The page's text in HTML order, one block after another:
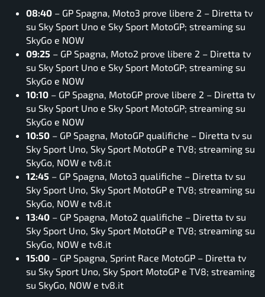
08:40 – GP Spagna, Moto3 prove libere 2 – Diretta tv
su Sky Sport Uno e Sky Sport MotoGP; streaming su
SkyGo e NOW
09:25 – GP Spagna, Moto2 prove libere 2 – Diretta tv
su Sky Sport Uno e Sky Sport MotoGP; streaming su
SkyGo e NOW
10:10 – GP Spagna, MotoGP prove libere 2 – Diretta tv
su Sky Sport Uno e Sky Sport MotoGP; streaming su
SkyGo e NOW
10:50 – GP Spagna, MotoGP qualifiche – Diretta tv su
Sky Sport Uno, Sky Sport MotoGP e TV8; streaming su
SkyGo, NOW e tv8.it
12:45 – GP Spagna, Moto3 qualifiche – Diretta tv su
Sky Sport Uno, Sky Sport MotoGP e TV8; streaming su
SkyGo, NOW e tv8.it
13:40 – GP Spagna, Moto2 qualifiche – Diretta tv su
Sky Sport Uno, Sky Sport MotoGP e TV8; streaming su
SkyGo, NOW e tv8.it
15:00 – GP Spagna, Sprint Race MotoGP – Diretta tv
su Sky Sport Uno, Sky Sport MotoGP e TV8; streaming
su SkyGo, NOW e tv8.it